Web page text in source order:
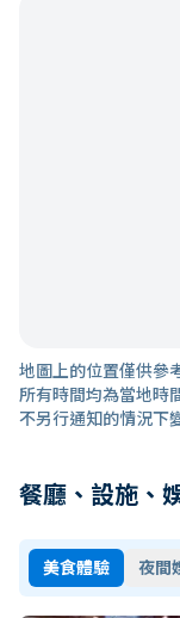
地圖上的位置僅供參
所有時間均為當地時
不另行通知的情況下
餐廳、設施、
美食體驗 夜間